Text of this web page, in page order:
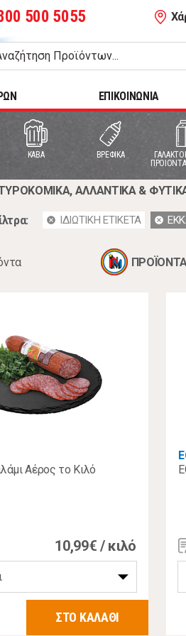
500 5055
ΕΠΙΚΟΙΝΩΝΙΑ
ΚΑΒΑ ΒΡΕΦΙΚΑ
ΑΛΛΑΝΤΙΚΑ &
cancel ΙΔΙΩΤΙΚΗ ΕΤΙΚΕΤΑ cancel
ΠΡΟΪΟΝΤΑ
Αέρος το Κιλό
10,99€ / κιλό
ΣΤΟ ΚΑΛΑΘΙ